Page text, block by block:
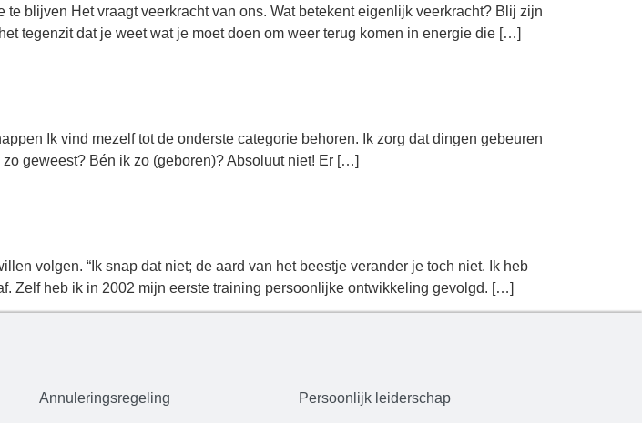
blijven Het vraagt veerkracht van ons. Wat betekent eigenlijk veerkracht? Blij zijn
tegenzit dat je weet wat je moet doen om weer terug komen in energie die […]
Ik vind mezelf tot de onderste categorie behoren. Ik zorg dat dingen gebeuren
geweest? Bén ik zo (geboren)? Absoluut niet! Er […]
volgen. “Ik snap dat niet; de aard van het beestje verander je toch niet. Ik heb
Zelf heb ik in 2002 mijn eerste training persoonlijke ontwikkeling gevolgd. […]
Annuleringsregeling Persoonlijk leiderschap